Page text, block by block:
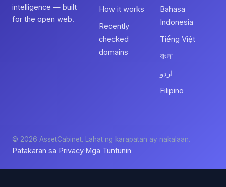
intelligence — built
for the open web.
How it works
Recently
checked
domains
Bahasa
Indonesia
Tiếng Việt
বাংলা
اردو
Filipino
© 2026 AssetCabinet. Lahat ng karapatan ay nakalaan.
Patakaran sa Privacy·Mga Tuntunin